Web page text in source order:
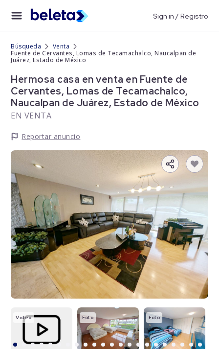
Sign in / Registro
Búsqueda
Venta
Fuente de Cervantes, Lomas de Tecamachalco, Naucalpan de
Juárez, Estado de México
Hermosa casa en venta en Fuente de
Cervantes, Lomas de Tecamachalco,
Naucalpan de Juárez, Estado de México
EN VENTA
Reportar anuncio
Video Foto Foto